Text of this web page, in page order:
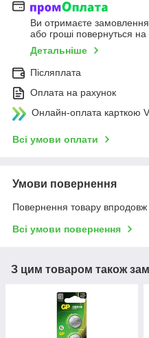
Ви отримаєте замовлення
або гроші повернуться на
Детальніше
Післяплата
Оплата на рахунок
Онлайн-оплата карткою
Всі умови оплати
Умови повернення
Повернення товару впродовж
Всі умови повернення
З цим товаром також